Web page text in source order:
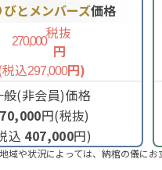
びとメンバーズ価格
270,000税抜
円
込297,000円)
般(非会員)価格
円(税抜)
込 407,000円)
状況によっては、納棺の儀にお